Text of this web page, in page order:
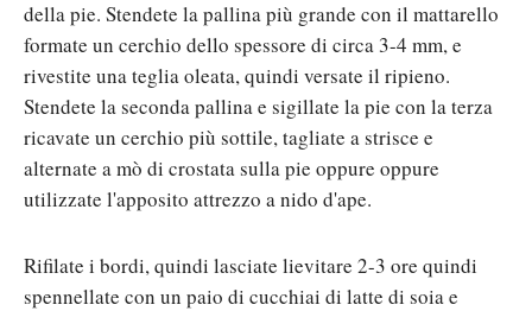
della pie. Stendete la pallina più grande con il mattarello
formate un cerchio dello spessore di circa 3-4 mm, e
rivestite una teglia oleata, quindi versate il ripieno.
Stendete la seconda pallina e sigillate la pie con la terza
ricavate un cerchio più sottile, tagliate a strisce e
alternate a mò di crostata sulla pie oppure oppure
utilizzate l'apposito attrezzo a nido d'ape.
Rifilate i bordi, quindi lasciate lievitare 2-3 ore quindi
spennellate con un paio di cucchiai di latte di soia e